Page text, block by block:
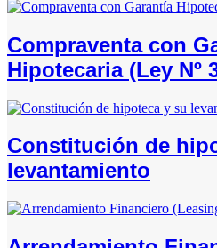
Compraventa con
Hipotecaria (Ley Nº
Constitución de
levantamiento